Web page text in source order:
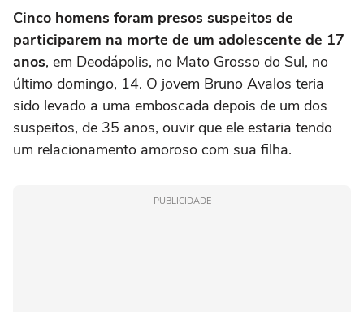
Cinco homens foram presos suspeitos de
participarem na morte de um adolescente de 17
anos, em Deodápolis, no Mato Grosso do Sul, no
último domingo, 14. O jovem Bruno Avalos teria
sido levado a uma emboscada depois de um dos
suspeitos, de 35 anos, ouvir que ele estaria tendo
um relacionamento amoroso com sua filha.
PUBLICIDADE